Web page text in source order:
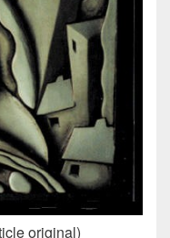
original)